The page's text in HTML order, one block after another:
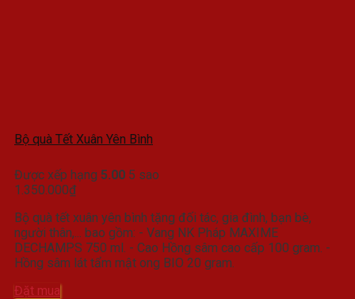
Bộ quà Tết Xuân Yên Bình
Được xếp hạng 5.00 5 sao
1.350.000₫
Bộ quà tết xuân yên bình tặng đối tác, gia đình, bạn bè,
người thân,... bao gồm: - Vang NK Pháp MAXIME
DECHAMPS 750 ml. - Cao Hồng sâm cao cấp 100 gram. -
Hồng sâm lát tẩm mật ong BIO 20 gram.
Đặt mua